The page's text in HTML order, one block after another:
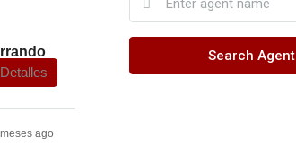
ago
Search Agent